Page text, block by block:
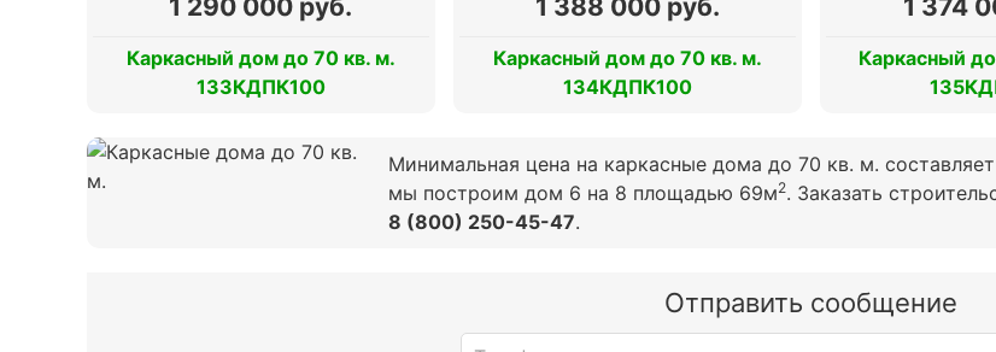
1 290 000 руб.
Каркасный дом до 70 кв. м.
133КДПК100
1 388 000 руб.
Каркасный дом до 70 кв. м.
134КДПК100
1 374
Каркасный
Минимальная цена на каркасные дома до 70 кв. м.
мы построим дом 6 на 8 площадью 69м2. Заказать
8 (800) 250-45-47.
Отправить сообщение